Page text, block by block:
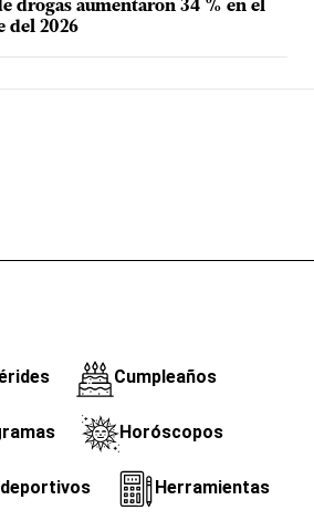
drogas aumentaron 34 % en el
del 2026
Cumpleaños
Horóscopos
Herramientas